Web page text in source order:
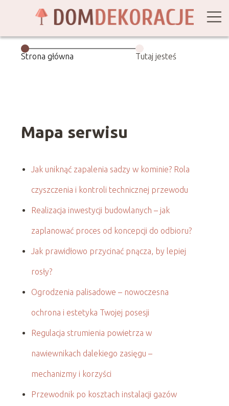
Strona główna Tutaj jesteś
Mapa serwisu
Jak uniknąć zapalenia sadzy w kominie? Rola
czyszczenia i kontroli technicznej przewodu
Realizacja inwestycji budowlanych – jak
zaplanować proces od koncepcji do odbioru?
Jak prawidłowo przycinać pnącza, by lepiej
rosły?
Ogrodzenia palisadowe – nowoczesna
ochrona i estetyka Twojej posesji
Regulacja strumienia powietrza w
nawiewnikach dalekiego zasięgu –
mechanizmy i korzyści
Przewodnik po kosztach instalacji gazów